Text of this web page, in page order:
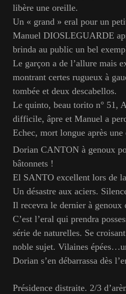
libère une oreille.
Un « grand » eral pour un
Manuel DIOSLEGUARDE
brinda au public un bel
Le garçon a de l’allure mais
montrant certes rugueux à
tombée et deux descabellos.
Le quinto, beau torito n° 51,
difficile, âpre et Manuel a
Echec, mort longue après
Dorian CANTON à genoux
bâtonnets !
El SANTO excellent lors de
Un désastre aux aciers.
Il recevra le dernier à
C’est l’eral qui prendra
série de naturelles. Se
noble sujet. Vilaines
Dorian s’en débarrassa dès
Présidence distraite. 2/3